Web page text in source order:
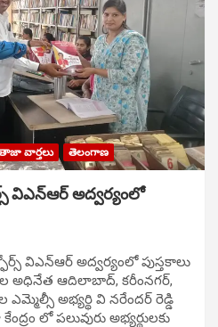
వార్తలు తెలంగాణ
విఎన్ఆర్ అద్వర్యంలో
విఎన్ఆర్ అద్వర్యంలో పుస్తకాలు
అధినేత ఆదిలాబాద్, కరీంనగర్,
అభ్యర్థి వి నరేందర్ రెడ్డి
లో పలువురు అభ్యర్థులకు